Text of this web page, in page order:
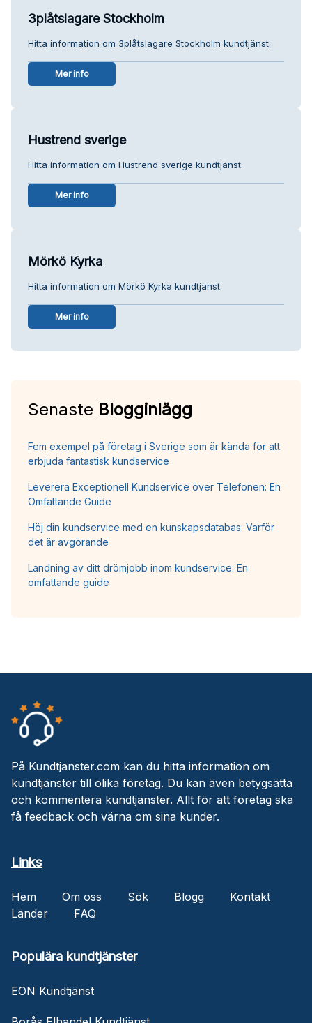
3plåtslagare Stockholm
Hitta information om 3plåtslagare Stockholm kundtjänst.
Mer info
Hustrend sverige
Hitta information om Hustrend sverige kundtjänst.
Mer info
Mörkö Kyrka
Hitta information om Mörkö Kyrka kundtjänst.
Mer info
Senaste Blogginlägg
Fem exempel på företag i Sverige som är kända för att
erbjuda fantastisk kundservice
Leverera Exceptionell Kundservice över Telefonen: En
Omfattande Guide
Höj din kundservice med en kunskapsdatabas: Varför
det är avgörande
Landning av ditt drömjobb inom kundservice: En
omfattande guide
På Kundtjanster.com kan du hitta information om
kundtjänster till olika företag. Du kan även betygsätta
och kommentera kundtjänster. Allt för att företag ska
få feedback och värna om sina kunder.
Links
Hem Om oss Sök Blogg
Kontakt
Länder
FAQ
Populära kundtjänster
EON Kundtjänst